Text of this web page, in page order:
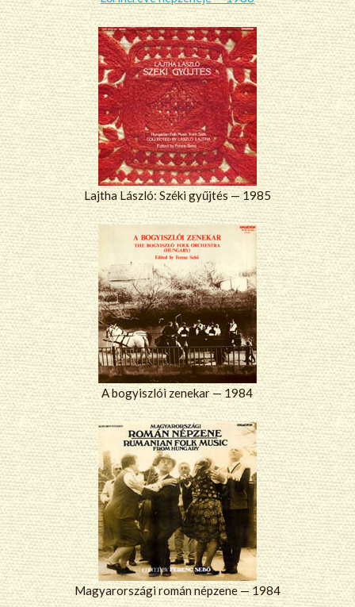
Lajtha László: Széki gyűjtés — 1985
A bogyiszlói zenekar — 1984
Magyarországi román népzene — 1984